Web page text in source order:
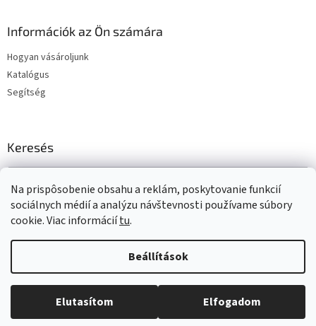
Na prispôsobenie obsahu a reklám, poskytovanie funkcií
sociálnych médií a analýzu návštevnosti používame súbory
cookie. Viac informáciítu.
Beállítások
Elutasítom Elfogadom
Információk az Ön számára
Hogyan vásároljunk
Katalógus
Segítség
Keresés
KERESÉS
Copyright 2026www.t-gum.sk. Minden jog fenntartva.Süti
beállítások szerkesztése